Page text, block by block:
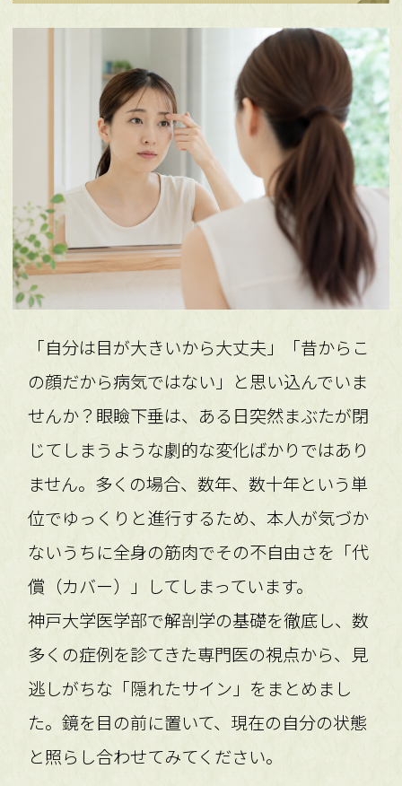
「自分は目が大きいから大丈夫」「昔からこ
の顔だから病気ではない」と思い込んでいま
せんか？眼瞼下垂は、ある日突然まぶたが閉
じてしまうような劇的な変化ばかりではあり
ません。多くの場合、数年、数十年という単
位でゆっくりと進行するため、本人が気づか
ないうちに全身の筋肉でその不自由さを「代
償（カバー）」してしまっています。
神戸大学医学部で解剖学の基礎を徹底し、数
多くの症例を診てきた専門医の視点から、見
逃しがちな「隠れたサイン」をまとめまし
た。鏡を目の前に置いて、現在の自分の状態
と照らし合わせてみてください。